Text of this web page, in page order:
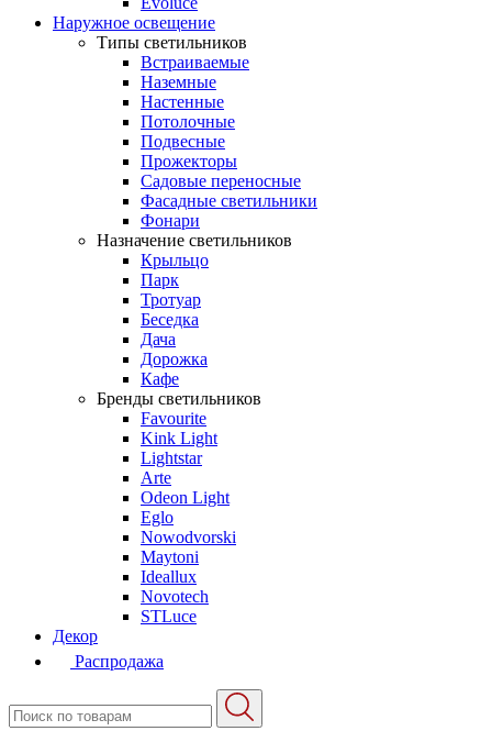
Наружное освещение
Типы светильников
Встраиваемые
Наземные
Настенные
Потолочные
Подвесные
Прожекторы
Садовые переносные
Фасадные светильники
Фонари
Назначение светильников
Крыльцо
Парк
Тротуар
Беседка
Дача
Дорожка
Кафе
Бренды светильников
Favourite
Kink Light
Lightstar
Arte
Odeon Light
Eglo
Nowodvorski
Maytoni
Ideallux
Novotech
STLuce
Декор
Распродажа